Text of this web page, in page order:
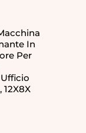
In
Per